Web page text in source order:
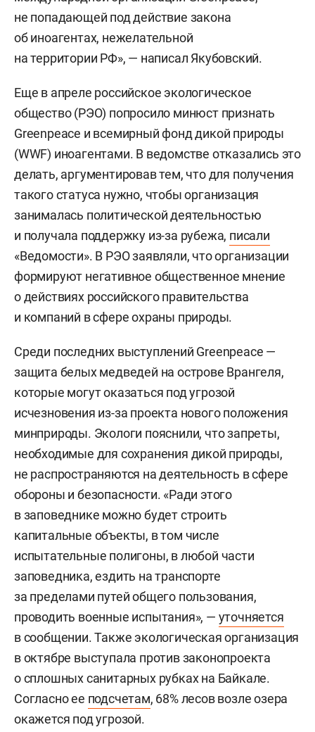
не попадающей под действие закона
об иноагентах, нежелательной
на территории РФ», — написал Якубовский.
Еще в апреле российское экологическое
общество (РЭО) попросило минюст признать
Greenpeace и всемирный фонд дикой природы
(WWF) иноагентами. В ведомстве отказались это
делать, аргументировав тем, что для получения
такого статуса нужно, чтобы организация
занималась политической деятельностью
и получала поддержку из-за рубежа, писали
«Ведомости». В РЭО заявляли, что организации
формируют негативное общественное мнение
о действиях российского правительства
и компаний в сфере охраны природы.
Среди последних выступлений Greenpeace —
защита белых медведей на острове Врангеля,
которые могут оказаться под угрозой
исчезновения из-за проекта нового положения
минприроды. Экологи пояснили, что запреты,
необходимые для сохранения дикой природы,
не распространяются на деятельность в сфере
обороны и безопасности. «Ради этого
в заповеднике можно будет строить
капитальные объекты, в том числе
испытательные полигоны, в любой части
заповедника, ездить на транспорте
за пределами путей общего пользования,
проводить военные испытания», — уточняется
в сообщении. Также экологическая организация
в октябре выступала против законопроекта
о сплошных санитарных рубках на Байкале.
Согласно ее подсчетам, 68% лесов возле озера
окажется под угрозой.